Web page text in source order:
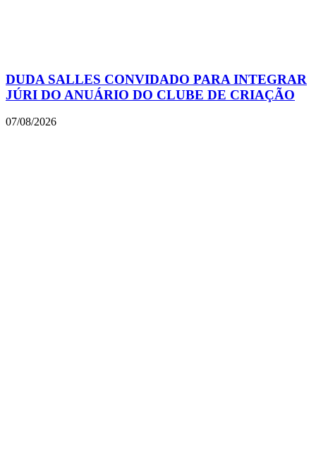
DUDA SALLES CONVIDADO PARA INTEGRAR
JÚRI DO ANUÁRIO DO CLUBE DE CRIAÇÃO
07/08/2026